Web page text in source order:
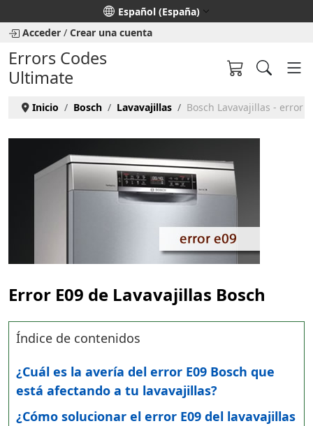
Seleccione su idioma
Español (España)
Acceder / Crear una cuenta
Errors Codes
Ultimate
Inicio Bosch Lavavajillas Bosch Lavavajillas - error
Error E09 de Lavavajillas Bosch
Índice de contenidos
¿Cuál es la avería del error E09 Bosch que
está afectando a tu lavavajillas?
¿Cómo solucionar el error E09 del lavavajillas